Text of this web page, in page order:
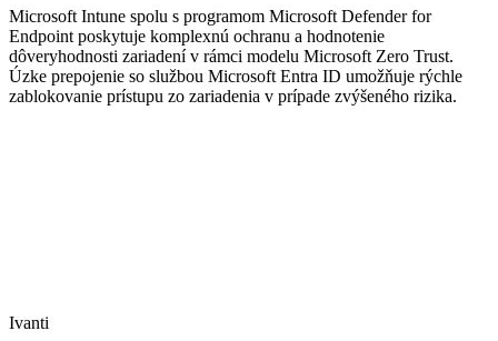
Microsoft Intune spolu s programom Microsoft Defender for
Endpoint poskytuje komplexnú ochranu a hodnotenie
dôveryhodnosti zariadení v rámci modelu Microsoft Zero Trust.
Úzke prepojenie so službou Microsoft Entra ID umožňuje rýchle
zablokovanie prístupu zo zariadenia v prípade zvýšeného rizika.
Ivanti